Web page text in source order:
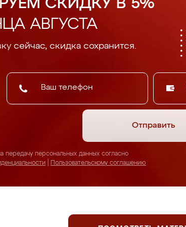
СКИДКУ В 5%
АВГУСТА
сейчас, скидка сохранится.
Отправить
передачу персональных данных согласно
Пользовательскому соглашению